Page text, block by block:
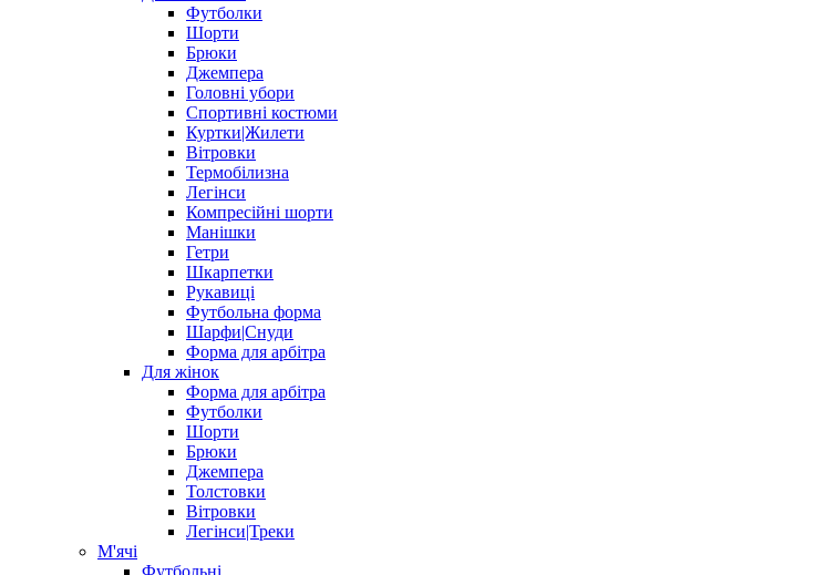
Футболки
Шорти
Брюки
Джемпера
Головні убори
Спортивні костюми
Куртки|Жилети
Вітровки
Термобілизна
Легінси
Компресійні шорти
Манішки
Гетри
Шкарпетки
Рукавиці
Футбольна форма
Шарфи|Снуди
Форма для арбітра
Для жінок
Форма для арбітра
Футболки
Шорти
Брюки
Джемпера
Толстовки
Вітровки
Легінси|Треки
М'ячі
Футбольні